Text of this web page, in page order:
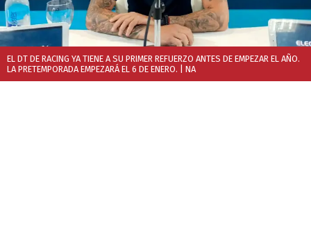
EL DT DE RACING YA TIENE A SU PRIMER REFUERZO ANTES DE EMPEZAR EL AÑO.
LA PRETEMPORADA EMPEZARÁ EL 6 DE ENERO. | NA